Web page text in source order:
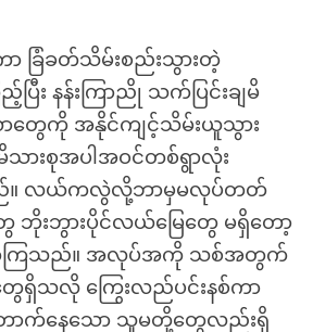
ခြံခတ်သိမ်းစည်းသွားတဲ့
း နန်းကြာညို သက်ပြင်းချမိ
တွေကို အနိုင်ကျင့်သိမ်းယူသွား
းစုအပါအဝင်တစ်ရွာလုံး
ည်။ လယ်ကလွဲလို့ဘာမှမလုပ်တတ်
ဘိုးဘွားပိုင်လယ်မြေတွေ မရှိတော့
က်ကြသည်။ အလုပ်အကို သစ်အတွက်
ရှိသလို ကြွေးလည်ပင်းနစ်ကာ
တောက်နေသော သူမတို့တွေလည်းရှိ